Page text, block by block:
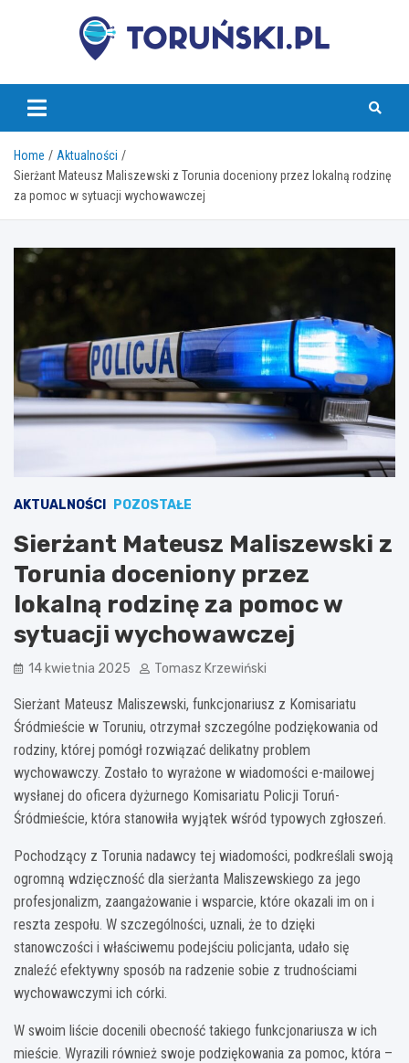
torunski.pl
Home
Aktualności
Sierżant Mateusz Maliszewski z Torunia doceniony przez lokalną rodzinę
za pomoc w sytuacji wychowawczej
AKTUALNOŚCI POZOSTAŁE
Sierżant Mateusz Maliszewski z
Torunia doceniony przez
lokalną rodzinę za pomoc w
sytuacji wychowawczej
14 kwietnia 2025 Tomasz Krzewiński
Sierżant Mateusz Maliszewski, funkcjonariusz z Komisariatu
Śródmieście w Toruniu, otrzymał szczególne podziękowania od
rodziny, której pomógł rozwiązać delikatny problem
wychowawczy. Zostało to wyrażone w wiadomości e-mailowej
wysłanej do oficera dyżurnego Komisariatu Policji Toruń-
Śródmieście, która stanowiła wyjątek wśród typowych zgłoszeń.
Pochodzący z Torunia nadawcy tej wiadomości, podkreślali swoją
ogromną wdzięczność dla sierżanta Maliszewskiego za jego
profesjonalizm, zaangażowanie i wsparcie, które okazali im on i
reszta zespołu. W szczególności, uznali, że to dzięki
stanowczości i właściwemu podejściu policjanta, udało się
znaleźć efektywny sposób na radzenie sobie z trudnościami
wychowawczymi ich córki.
W swoim liście docenili obecność takiego funkcjonariusza w ich
mieście. Wyrazili również swoje podziękowania za pomoc, która –